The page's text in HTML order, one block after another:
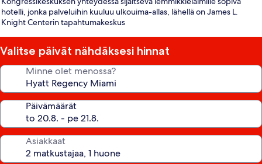
majoituspaikka
hotelli, jonka palveluihin kuuluu ulkouima-allas, lähellä on James L.
Knight Centerin tapahtumakeskus
Valitse päivät nähdäksesi hinnat
Minne olet menossa?
Päivämäärät
Asiakkaat